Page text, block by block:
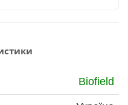
Biofield